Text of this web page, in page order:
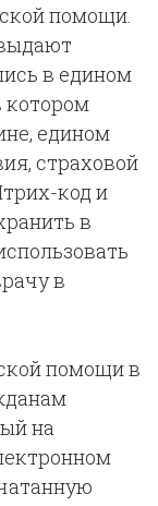
помощи.
в едином
котором
едином
страховой
код и
в
в
помощи в
на